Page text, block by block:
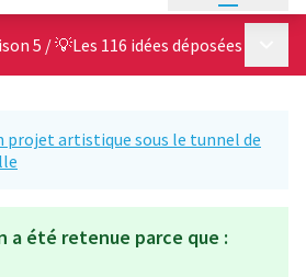
5 /💡Les 116 idées déposées
projet artistique sous le tunnel de
a été retenue parce que :